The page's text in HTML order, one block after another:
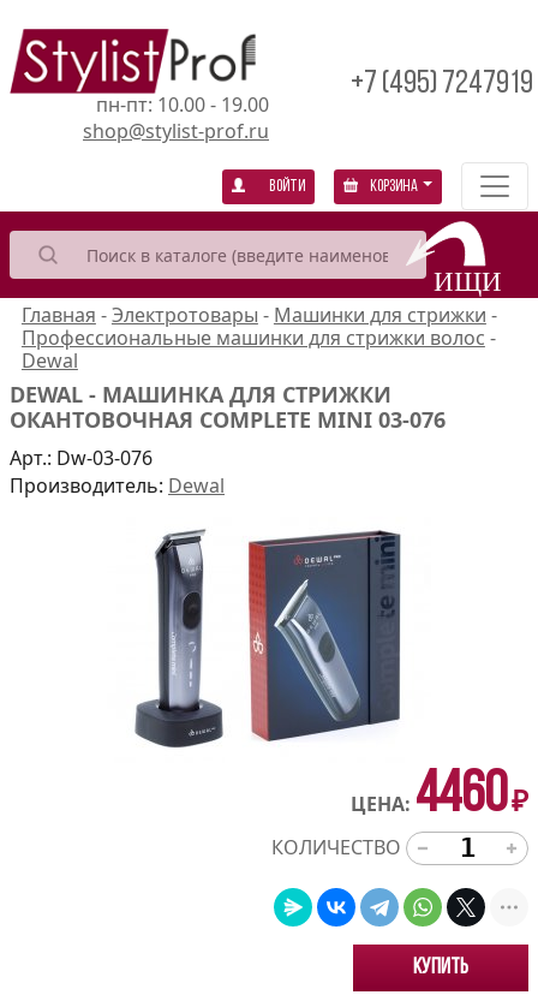
пн-пт: 10.00 - 19.00
shop@stylist-prof.ru
+7 (495) 7247919
Войти Корзина
Главная -Электротовары - Машинки для стрижки -
Профессиональные машинки для стрижки волос -
Dewal
DEWAL - МАШИНКА ДЛЯ СТРИЖКИ
ОКАНТОВОЧНАЯ COMPLETE MINI 03-076
Арт.: Dw-03-076
Производитель: Dewal
ЦЕНА: 4460₽
КОЛИЧЕСТВО
Купить